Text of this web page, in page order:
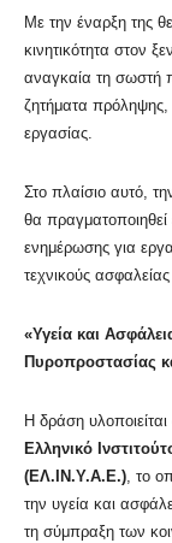
Με την έναρξη της
κινητικότητα στον
αναγκαία τη σωστή
ζητήματα
εργασίας.
Στο πλαίσιο αυτό,
θα πραγματοποιηθεί
ενημέρωσης για
τεχνικούς
«Υγεία και
Πυροπροστασίας
Η δράση
Ελληνικό
(ΕΛ.ΙΝ.Υ.Α.Ε.), το
την υγεία και
τη σύμπραξη των